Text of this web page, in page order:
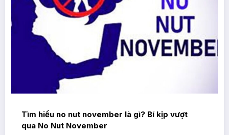
Tìm hiểu no nut november là gì? Bí kịp vượt
qua No Nut November